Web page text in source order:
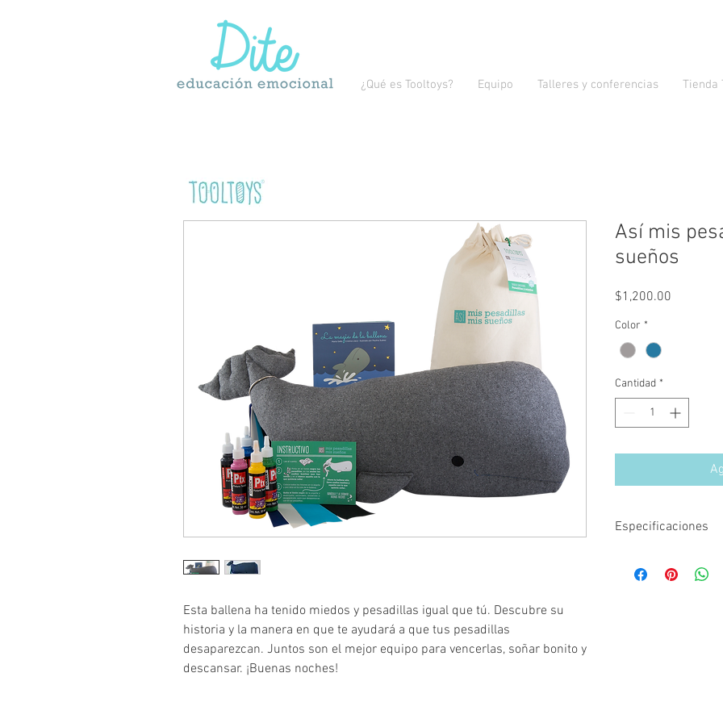
¿Qué es Tooltoys? Equipo Talleres y conferencias Tienda
Esta ballena ha tenido miedos y pesadillas igual que tú. Descubre su
historia y la manera en que te ayudará a que tus pesadillas
desaparezcan. Juntos son el mejor equipo para vencerlas, soñar bonito y
descansar. ¡Buenas noches!
Así mis
sueños
$1,200.00
Color *
Cantidad *
Especificaciones
Contenido:Muñeco,